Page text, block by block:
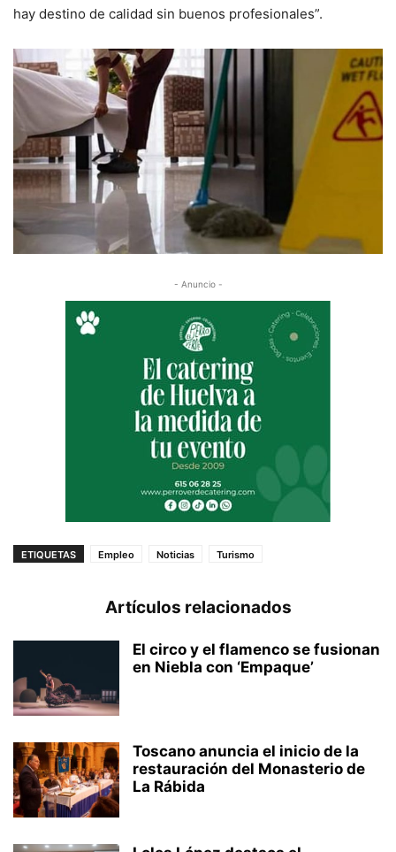
hay destino de calidad sin buenos profesionales”.
- Anuncio -
ETIQUETAS Empleo Noticias Turismo
Artículos relacionados
El circo y el flamenco se fusionan
en Niebla con ‘Empaque’
Toscano anuncia el inicio de la
restauración del Monasterio de
La Rábida